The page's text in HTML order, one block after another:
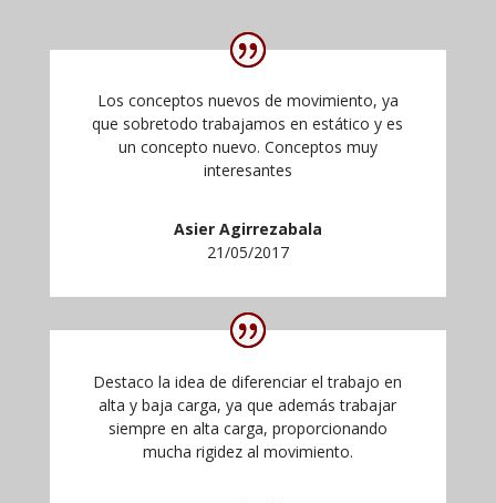
Los conceptos nuevos de movimiento, ya
que sobretodo trabajamos en estático y es
un concepto nuevo. Conceptos muy
interesantes
Asier Agirrezabala
21/05/2017
Destaco la idea de diferenciar el trabajo en
alta y baja carga, ya que además trabajar
siempre en alta carga, proporcionando
mucha rigidez al movimiento.